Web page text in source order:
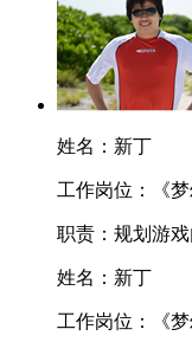
姓名： 新丁
工作岗位： 《
职责： 规划游
姓名： 新丁
工作岗位： 《